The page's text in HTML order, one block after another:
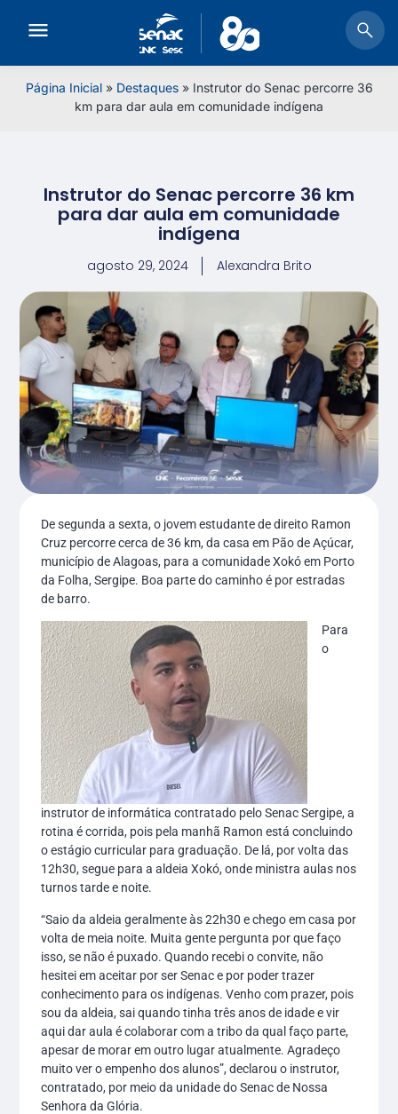
Página Inicial» Destaques» Instrutor do Senac percorre 36
km para dar aula em comunidade indígena
Instrutor do Senac percorre 36 km
para dar aula em comunidade
indígena
agosto 29, 2024 Alexandra Brito
De segunda a sexta, o jovem estudante de direito Ramon
Cruz percorre cerca de 36 km, da casa em Pão de Açúcar,
município de Alagoas, para a comunidade Xokó em Porto
da Folha, Sergipe. Boa parte do caminho é por estradas
de barro.
Para
o
instrutor de informática contratado pelo Senac Sergipe, a
rotina é corrida, pois pela manhã Ramon está concluindo
o estágio curricular para graduação. De lá, por volta das
12h30, segue para a aldeia Xokó, onde ministra aulas nos
turnos tarde e noite.
“Saio da aldeia geralmente às 22h30 e chego em casa por
volta de meia noite. Muita gente pergunta por que faço
isso, se não é puxado. Quando recebi o convite, não
hesitei em aceitar por ser Senac e por poder trazer
conhecimento para os indígenas. Venho com prazer, pois
sou da aldeia, sai quando tinha três anos de idade e vir
aqui dar aula é colaborar com a tribo da qual faço parte,
apesar de morar em outro lugar atualmente. Agradeço
muito ver o empenho dos alunos”, declarou o instrutor,
contratado, por meio da unidade do Senac de Nossa
Senhora da Glória.